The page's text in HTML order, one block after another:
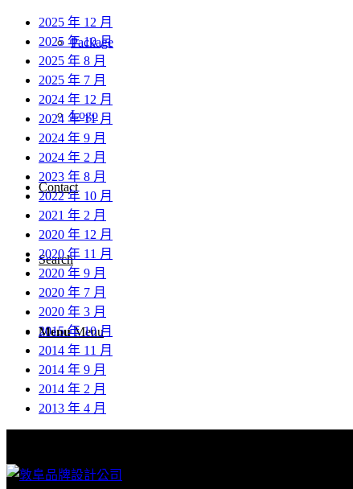
Package
Logo
Contact
Search
Menu Menu
2025 年 12 月
2025 年 10 月
2025 年 8 月
2025 年 7 月
2024 年 12 月
2024 年 11 月
2024 年 9 月
2024 年 2 月
2023 年 8 月
2022 年 10 月
2021 年 2 月
2020 年 12 月
2020 年 11 月
2020 年 9 月
2020 年 7 月
2020 年 3 月
2015 年 10 月
2014 年 11 月
2014 年 9 月
2014 年 2 月
2013 年 4 月